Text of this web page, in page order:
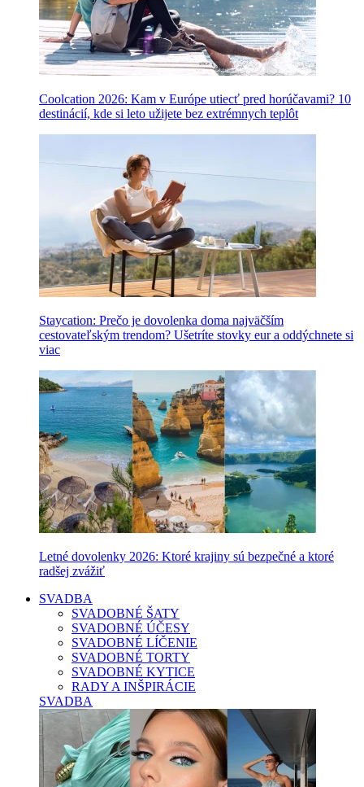
Coolcation 2026: Kam v Európe utiecť pred horúčavami? 10
destinácií, kde si leto užijete bez extrémnych teplôt
Staycation: Prečo je dovolenka doma najväčším
cestovateľským trendom? Ušetríte stovky eur a oddýchnete si
viac
Letné dovolenky 2026: Ktoré krajiny sú bezpečné a ktoré
radšej zvážiť
SVADBA
SVADOBNÉ ŠATY
SVADOBNÉ ÚČESY
SVADOBNÉ LÍČENIE
SVADOBNÉ TORTY
SVADOBNÉ KYTICE
RADY A INŠPIRÁCIE
SVADBA